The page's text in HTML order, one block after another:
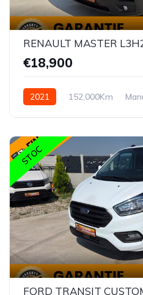
RENAULT MASTER
€18,900
2021 152,000Km
STOC
FORD TRANSIT